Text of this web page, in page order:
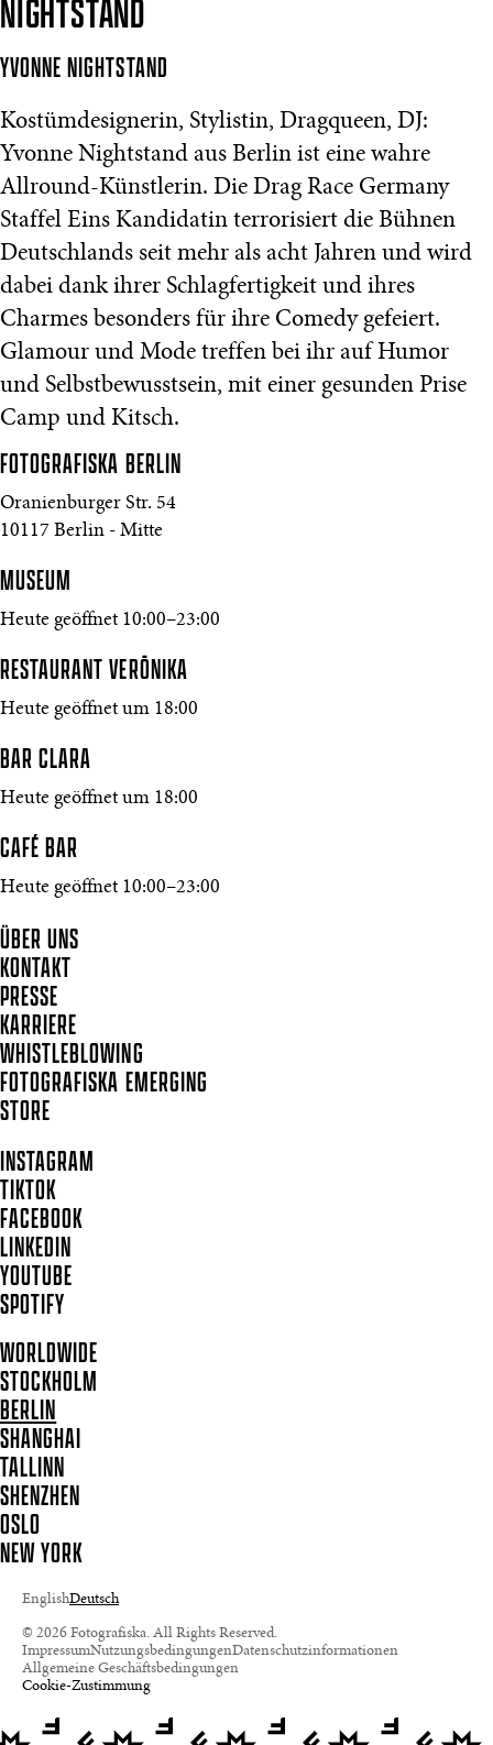
NIGHTSTAND
YVONNE NIGHTSTAND
Kostümdesignerin, Stylistin, Dragqueen, DJ:
Yvonne Nightstand aus Berlin ist eine wahre
Allround-Künstlerin. Die Drag Race Germany
Staffel Eins Kandidatin terrorisiert die Bühnen
Deutschlands seit mehr als acht Jahren und wird
dabei dank ihrer Schlagfertigkeit und ihres
Charmes besonders für ihre Comedy gefeiert.
Glamour und Mode treffen bei ihr auf Humor
und Selbstbewusstsein, mit einer gesunden Prise
Camp und Kitsch.
FOTOGRAFISKA BERLIN
Oranienburger Str. 54
10117 Berlin - Mitte
MUSEUM
Heute geöffnet 10:00–23:00
RESTAURANT VERŌNIKA
Heute geöffnet um 18:00
BAR CLARA
Heute geöffnet um 18:00
CAFÉ BAR
Heute geöffnet 10:00–23:00
ÜBER UNS
KONTAKT
PRESSE
KARRIERE
WHISTLEBLOWING
FOTOGRAFISKA EMERGING
STORE
INSTAGRAM
TIKTOK
FACEBOOK
LINKEDIN
YOUTUBE
SPOTIFY
WORLDWIDE
STOCKHOLM
BERLIN
SHANGHAI
TALLINN
SHENZHEN
OSLO
NEW YORK
EnglishDeutsch
© 2026 Fotografiska. All Rights Reserved.
ImpressumNutzungsbedingungenDatenschutzinformationen
Allgemeine Geschäftsbedingungen
Cookie-Zustimmung